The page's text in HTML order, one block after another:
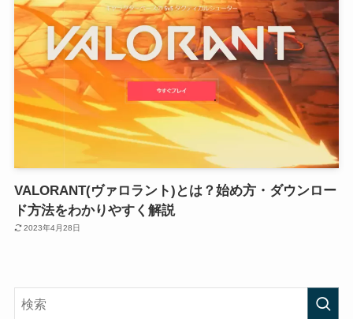
VALORANT(ヴァロラント)とは？始め方・ダウンロー
ド方法をわかりやすく解説
2023年4月28日